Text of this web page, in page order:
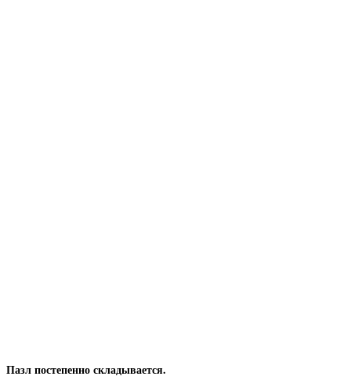
Пазл постепенно складывается.